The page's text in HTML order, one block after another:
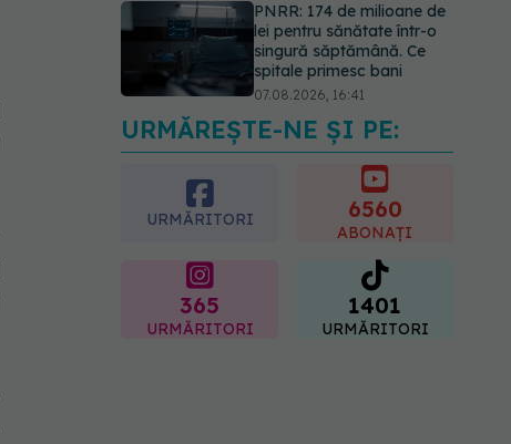
PNRR: 174 de milioane de
lei pentru sănătate într-o
singură săptămână. Ce
spitale primesc bani
07.08.2026, 16:41
Ce spune culoarea ta
preferată despre vârsta
pe care o ai. Care este
"codul cromatic" al
URMĂREȘTE-NE ȘI PE:
URMĂRITORI 6560
ABONAȚI
365
URMĂRITORI
1401
URMĂRITORI